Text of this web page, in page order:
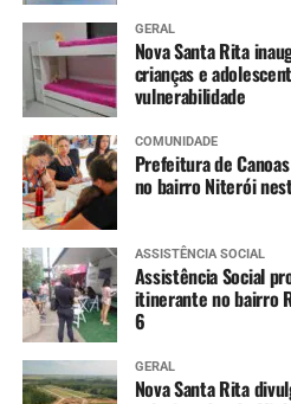
Caí (Montenegro) –
Taquari (Taquari) –
devendo entrar em
Constante declínio em
Pardo, e variando entre
elevação em São
Jacuí (Ilhas da RMPOA)
estabilidade e lenta
elevados nos próximos
Sinos (Campo Bom e
de lento declínio, já
em Campo Bom.
GERAL
Nova Santa Rita
crianças e
vulnerabilidade
COMUNIDADE
Prefeitura de
no bairro Niterói
ASSISTÊNCIA SOCIAL
Assistência Social
itinerante no bairro
6
GERAL
Nova Santa Rita